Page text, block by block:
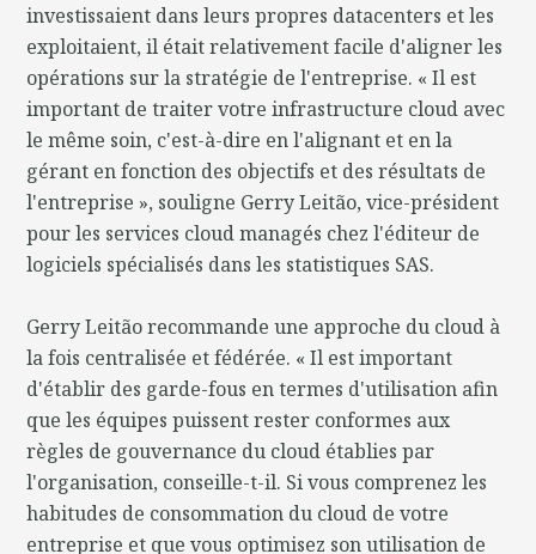
investissaient dans leurs propres datacenters et les
exploitaient, il était relativement facile d'aligner les
opérations sur la stratégie de l'entreprise. « Il est
important de traiter votre infrastructure cloud avec
le même soin, c'est-à-dire en l'alignant et en la
gérant en fonction des objectifs et des résultats de
l'entreprise », souligne Gerry Leitão, vice-président
pour les services cloud managés chez l'éditeur de
logiciels spécialisés dans les statistiques SAS.
Gerry Leitão recommande une approche du cloud à
la fois centralisée et fédérée. « Il est important
d'établir des garde-fous en termes d'utilisation afin
que les équipes puissent rester conformes aux
règles de gouvernance du cloud établies par
l'organisation, conseille-t-il. Si vous comprenez les
habitudes de consommation du cloud de votre
entreprise et que vous optimisez son utilisation de